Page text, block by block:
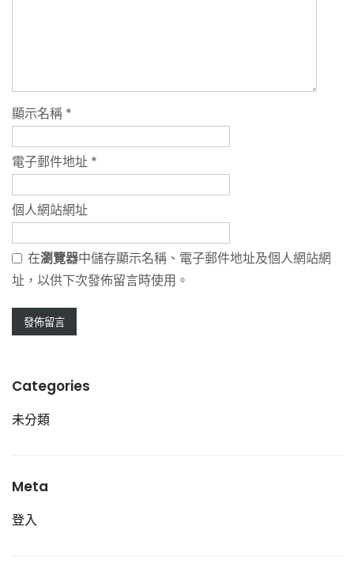
顯示名稱 *
電子郵件地址 *
個人網站網址
在瀏覽器中儲存顯示名稱、電子郵件地址及個人網站網
址，以供下次發佈留言時使用。
Categories
未分類
Meta
登入